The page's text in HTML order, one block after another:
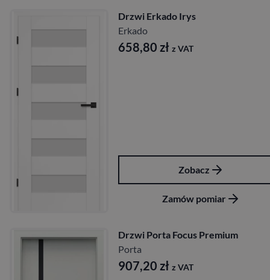
Drzwi Erkado Irys
Erkado
658,80 zł z VAT
Zobacz
Zamów pomiar
Drzwi Porta Focus Premium
Porta
907,20 zł z VAT